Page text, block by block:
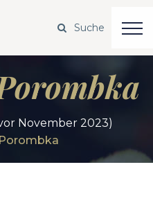
November 2023)